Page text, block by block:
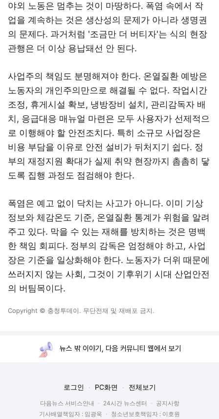
야외 노동은 멈추는 것이 마땅하다. 폭염 속에서 작
업을 계속하는 것은 생산성의 문제가 아니라 생명권
의 문제다. 과거처럼 '조금만 더 버티자'는 식의 현장
관행은 더 이상 용납돼선 안 된다.
사업주의 책임도 분명해져야 한다. 온열질환 예방은
노동자의 개인주의만으로 해결될 수 없다. 작업시간
조정, 휴게시설 확보, 냉방장비 설치, 관리감독자 배
치, 응급대응 매뉴얼 마련은 모두 사용자가 선제적으
로 이행해야 할 안전조치다. 특히 소규모 사업장은
비용 부담을 이유로 안전 설비가 뒤처지기 쉽다. 정
부의 재정지원 확대가 실제 취약 현장까지 촘촘히 닿
도록 집행 과정도 점검해야 한다.
폭염은 예고 없이 닥치는 사고가 아니다. 이미 기상
정보와 체감온도 기준, 온열질환 통계가 위험을 알려
주고 있다. 막을 수 있는 재해를 방치하는 것은 명백
한 책임 회피다. 정부의 감독은 엄정해야 하고, 사업
장은 기준을 일상화해야 한다. 노동자가 더위 때문에
쓰러지지 않는 사회, 그것이 기후위기 시대 산업안전
의 버팀목이다.
Copyright © 충청투데이. 무단전재 및 재배포 금지.
뉴스 밖 이야기, 다음 커뮤니티 웹에서 보기
로그인 PC화면 전체보기
다음뉴스 서비스안내 24시간 뉴스센터
공지사항
기사배열책임자 : 임광욱
청소년보호책임자 : 이호원